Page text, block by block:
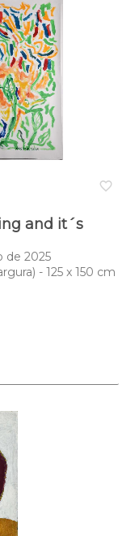
favorite_border
and it´s
de 2025
- 125 x 150 cm